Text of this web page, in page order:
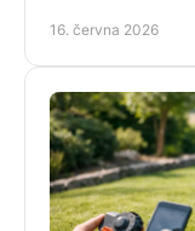
16. června 2026